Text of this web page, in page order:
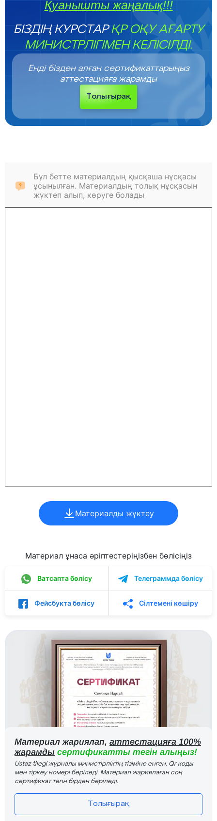
Қуанышты жаңалық!!!
БІЗДІҢ КУРСТАРҚР ОҚУ АҒАРТУ
МИНИСТРЛІГІМЕН КЕЛІСІЛДІ.
Енді бізден алған сертификаттарыңыз
аттестацияға жарамды
Толығырақ
Бұл бетте материалдың қысқаша нұсқасы
ұсынылған. Материалдың толық нұсқасын
жүктеп алып, көруге болады
Материалды жүктеу
Материал ұнаса әріптестеріңізбен бөлісіңіз
Ватсапта бөлісу Телеграммда бөлісу
Фейсбукта бөлісу Сілтемені көшіру
Материал жариялап, аттестацияға 100%
жарамды сертификатты тегін алыңыз!
Ustaz tilegi журналы министірліктің тізіміне енген. Qr коды
мен тіркеу номері беріледі. Материал жариялаған соң
сертификат тегін бірден беріледі.
Толығырақ